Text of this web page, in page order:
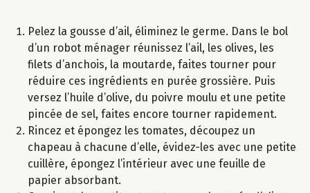
Pelez la gousse d’ail, éliminez le germe. Dans le bol
d’un robot ménager réunissez l’ail, les olives, les
filets d’anchois, la moutarde, faites tourner pour
réduire ces ingrédients en purée grossière. Puis
versez l’huile d’olive, du poivre moulu et une petite
pincée de sel, faites encore tourner rapidement.
Rincez et épongez les tomates, découpez un
chapeau à chacune d’elle, évidez-les avec une petite
cuillère, épongez l’intérieur avec une feuille de
papier absorbant.